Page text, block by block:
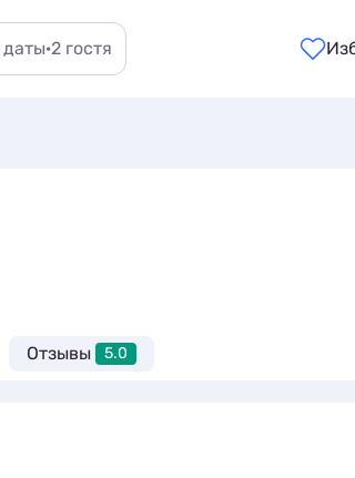
·2 гостя
Отзывы 5.0